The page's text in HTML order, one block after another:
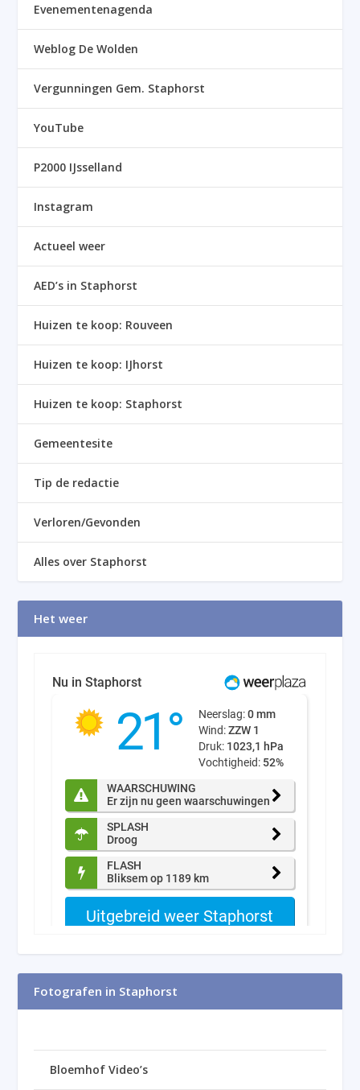
Evenementenagenda
Weblog De Wolden
Vergunningen Gem. Staphorst
YouTube
P2000 IJsselland
Instagram
Actueel weer
AED’s in Staphorst
Huizen te koop: Rouveen
Huizen te koop: IJhorst
Huizen te koop: Staphorst
Gemeentesite
Tip de redactie
Verloren/Gevonden
Alles over Staphorst
Het weer
Fotografen in Staphorst
Bloemhof Video’s